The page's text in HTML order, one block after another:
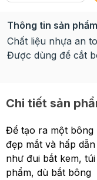
Thông tin sản phẩm
Chất liệu nhựa an
Được dùng để cắt
Chi tiết sản
Để tạo ra một bông
đẹp mắt và hấp
như đui bắt kem,
phẩm, dù bắt bông